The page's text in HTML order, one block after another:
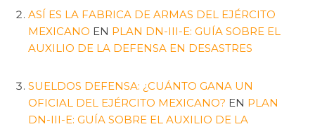
ASÍ ES LA FABRICA DE ARMAS DEL EJÉRCITO
MEXICANO EN PLAN DN-III-E: GUÍA SOBRE EL
AUXILIO DE LA DEFENSA EN DESASTRES
SUELDOS DEFENSA: ¿CUÁNTO GANA UN
OFICIAL DEL EJÉRCITO MEXICANO? EN PLAN
DN-III-E: GUÍA SOBRE EL AUXILIO DE LA